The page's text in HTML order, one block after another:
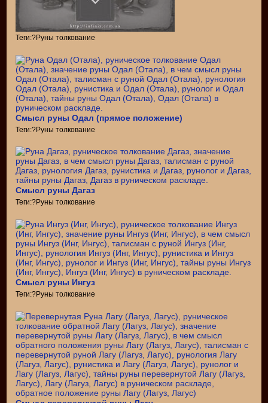
Теги:?Руны толкование
Смысл руны Одал (прямое положение)
Теги:?Руны толкование
Смысл руны Дагаз
Теги:?Руны толкование
Смысл руны Ингуз
Теги:?Руны толкование